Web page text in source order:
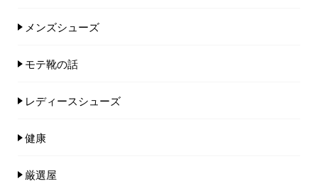
メンズシューズ
モテ靴の話
レディースシューズ
健康
厳選屋